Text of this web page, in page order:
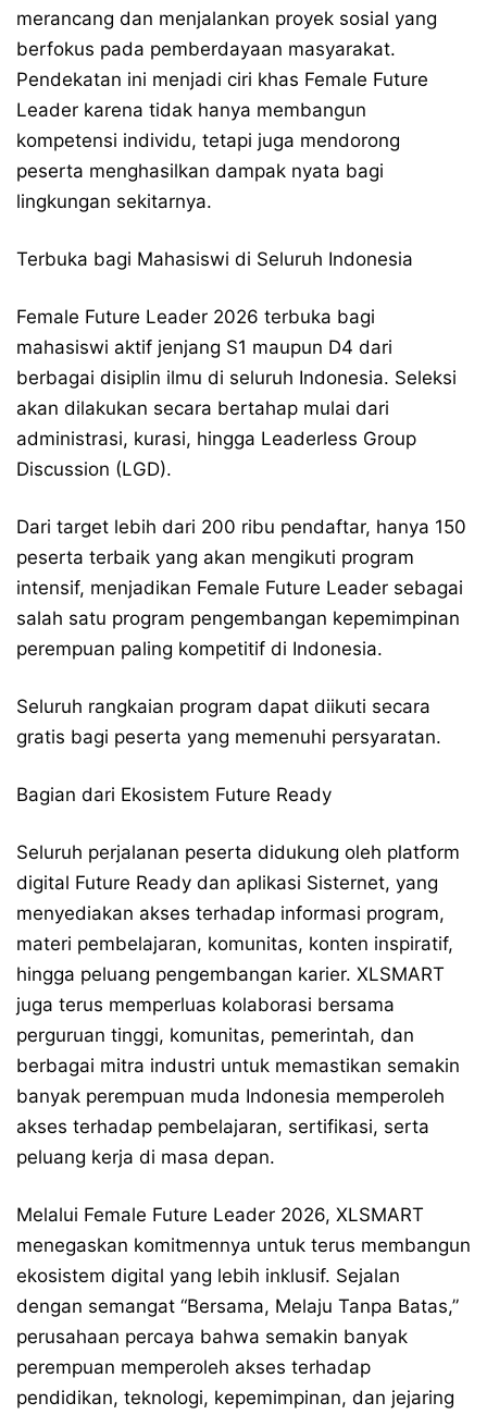
merancang dan menjalankan proyek sosial yang
berfokus pada pemberdayaan masyarakat.
Pendekatan ini menjadi ciri khas Female Future
Leader karena tidak hanya membangun
kompetensi individu, tetapi juga mendorong
peserta menghasilkan dampak nyata bagi
lingkungan sekitarnya.
Terbuka bagi Mahasiswi di Seluruh Indonesia
Female Future Leader 2026 terbuka bagi
mahasiswi aktif jenjang S1 maupun D4 dari
berbagai disiplin ilmu di seluruh Indonesia. Seleksi
akan dilakukan secara bertahap mulai dari
administrasi, kurasi, hingga Leaderless Group
Discussion (LGD).
Dari target lebih dari 200 ribu pendaftar, hanya 150
peserta terbaik yang akan mengikuti program
intensif, menjadikan Female Future Leader sebagai
salah satu program pengembangan kepemimpinan
perempuan paling kompetitif di Indonesia.
Seluruh rangkaian program dapat diikuti secara
gratis bagi peserta yang memenuhi persyaratan.
Bagian dari Ekosistem Future Ready
Seluruh perjalanan peserta didukung oleh platform
digital Future Ready dan aplikasi Sisternet, yang
menyediakan akses terhadap informasi program,
materi pembelajaran, komunitas, konten inspiratif,
hingga peluang pengembangan karier. XLSMART
juga terus memperluas kolaborasi bersama
perguruan tinggi, komunitas, pemerintah, dan
berbagai mitra industri untuk memastikan semakin
banyak perempuan muda Indonesia memperoleh
akses terhadap pembelajaran, sertifikasi, serta
peluang kerja di masa depan.
Melalui Female Future Leader 2026, XLSMART
menegaskan komitmennya untuk terus membangun
ekosistem digital yang lebih inklusif. Sejalan
dengan semangat “Bersama, Melaju Tanpa Batas,”
perusahaan percaya bahwa semakin banyak
perempuan memperoleh akses terhadap
pendidikan, teknologi, kepemimpinan, dan jejaring